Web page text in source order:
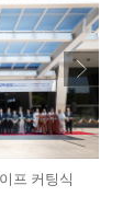
프 커팅식